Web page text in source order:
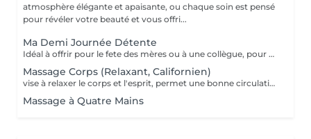
atmosphère élégante et apaisante, ou chaque soin est pensé
pour révéler votre beauté et vous offri...
Ma Demi Journée Détente
Idéal à offrir pour le fete des mères ou à une collègue, pour un anniversaire, pour faire se faire plaisir et se détendre tout simplement. Il contient les soins suivants : Un massage relaxant de 60 min pour le corps + Soin du visage MosaïqueModelante+ spa paraffine les mains + spa paraffine les pieds
Massage Corps (Relaxant, Californien)
vise à relaxer le corps et l'esprit, permet une bonne circulation des flux sanguins et énergétiques dans le corps, assouplit les muscles, tonifie la peau.
Massage à Quatre Mains